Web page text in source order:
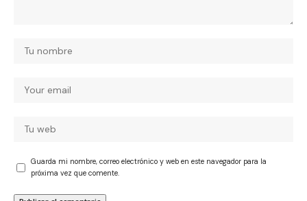
Guarda mi nombre, correo electrónico y web en este navegador para la
próxima vez que comente.